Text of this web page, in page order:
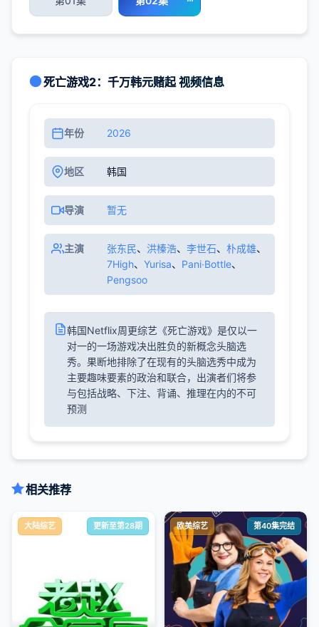
死亡游戏2：千万韩元赌起 视频信息
年份 2026
地区 韩国
导演 暂无
主演 张东民、 洪榛浩、 李世石、 朴成雄、
7High、 Yurisa、 Pani·Bottle、
Pengsoo
韩国Netflix周更综艺《死亡游戏》是仅以一
对一的一场游戏决出胜负的新概念头脑选
秀。果断地排除了在现有的头脑选秀中成为
主要趣味要素的政治和联合，出演者们将参
与包括战略、下注、背诵、推理在内的不可
预测
相关推荐
大陆综艺 更新至第28期 欧美综艺 第40集完结